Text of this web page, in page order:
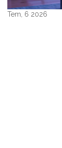
Tem, 6 2026